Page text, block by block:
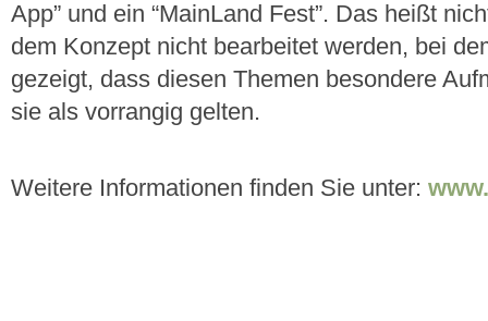
App” und ein “MainLand Fest”. Das heißt
dem Konzept nicht bearbeitet werden, bei
gezeigt, dass diesen Themen besondere
sie als vorrangig gelten.
Weitere Informationen finden Sie unter: